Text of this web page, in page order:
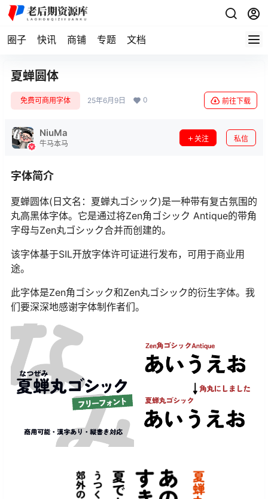
圈子 快讯 商铺 专题 文档
夏蝉圆体
免费可商用字体 25年6月9日 0 前往下载
NiuMa
牛马本马
关注 私信
字体简介
夏蝉圆体(日文名：夏蝉丸ゴシック)是一种带有复古氛围的
丸高黑体字体。它是通过将Zen角ゴシック Antique的带角
字母与Zen丸ゴシック合并而创建的。
该字体基于SIL开放字体许可证进行发布，可用于商业用
途。
此字体是Zen角ゴシック和Zen丸ゴシック的衍生字体。我
们要深深地感谢字体制作者们。